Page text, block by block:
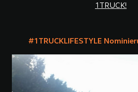
1TRUCK!
#1TRUCKLIFESTYLE